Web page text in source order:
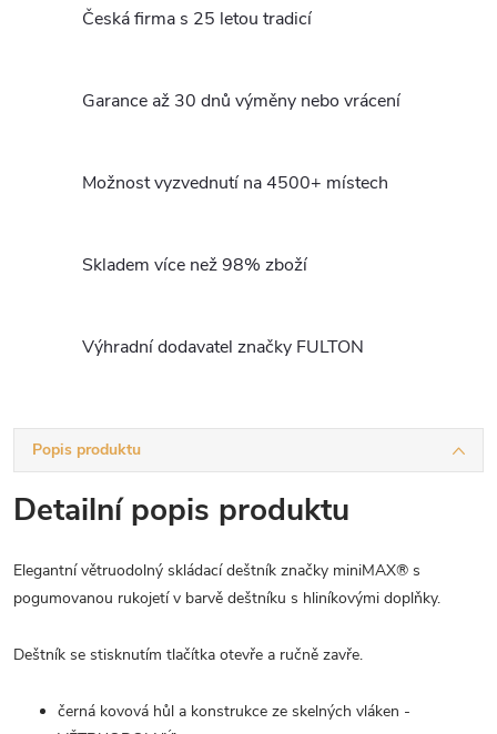
Česká firma s 25 letou tradicí
Garance až 30 dnů výměny nebo vrácení
Možnost vyzvednutí na 4500+ místech
Skladem více než 98% zboží
Výhradní dodavatel značky FULTON
Popis produktu
Detailní popis produktu
Elegantní větruodolný skládací deštník značky miniMAX® s
pogumovanou rukojetí v barvě deštníku s hliníkovými doplňky.
Deštník se stisknutím tlačítka otevře a ručně zavře.
černá kovová hůl a konstrukce ze skelných vláken -